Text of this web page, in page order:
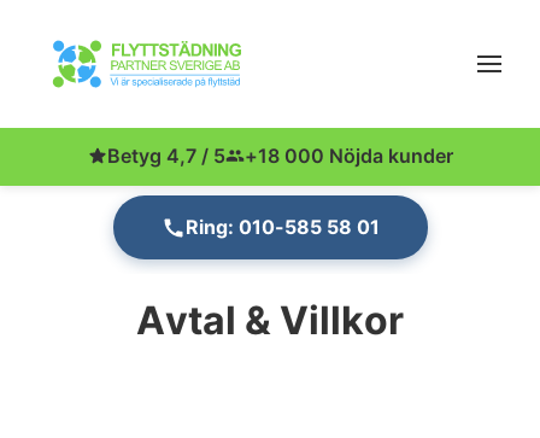
Betyg 4,7 / 5 +18 000 Nöjda kunder
Ring: 010-585 58 01
Avtal & Villkor